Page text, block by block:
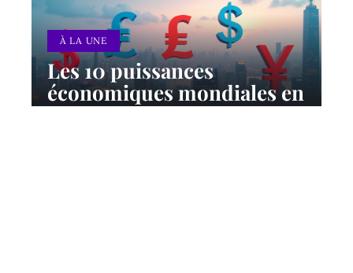
À LA UNE
Les 10 puissances
économiques mondiales en
2024 : classement et